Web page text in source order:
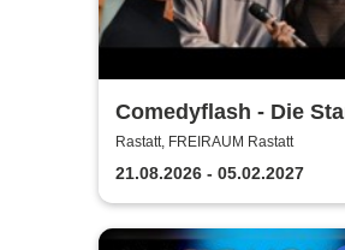
Comedyflash - Die
Comedy Show in
Rastatt, FREIRAUM Rastatt
21.08.2026 - 05.02.2027